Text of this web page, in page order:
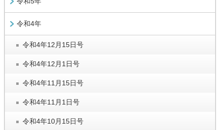
令和4年
令和4年12月15日号
令和4年12月1日号
令和4年11月15日号
令和4年11月1日号
令和4年10月15日号